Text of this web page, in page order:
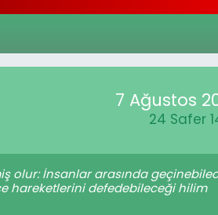
%64
7 Ağustos
24 Safer
olur: İnsanlar arasında
hareketlerini defedebileceği hilim